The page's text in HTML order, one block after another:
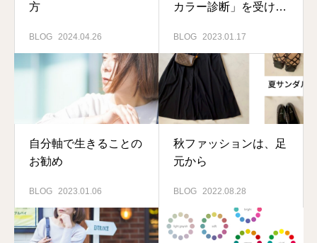
方
BLOG 2024.04.26
カラー診断」を受けよ
BLOG 2023.01.17
自分軸で生きることの
お勧め
BLOG 2023.01.06
秋ファッションは、足
元から
BLOG 2022.08.28